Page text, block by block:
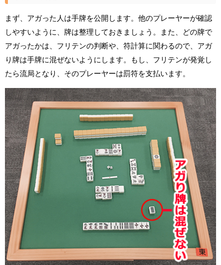
まず、アガった人は手牌を公開します。他のプレーヤーが確認
しやすいように、牌は整理しておきましょう。また、どの牌で
アガったかは、フリテンの判断や、符計算に関わるので、アガ
り牌は手牌に混ぜないようにします。もし、フリテンが発覚し
たら流局となり、そのプレーヤーは罰符を支払います。